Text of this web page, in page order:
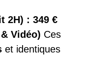
2H) : 349 €
Vidéo) Ces
et identiques